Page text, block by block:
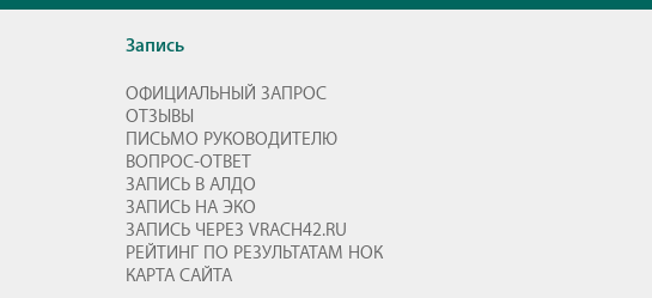
Запись
ОФИЦИАЛЬНЫЙ ЗАПРОС
ОТЗЫВЫ
ПИСЬМО РУКОВОДИТЕЛЮ
ВОПРОС-ОТВЕТ
ЗАПИСЬ В АЛДО
ЗАПИСЬ НА ЭКО
ЗАПИСЬ ЧЕРЕЗ VRACH42.RU
РЕЙТИНГ ПО РЕЗУЛЬТАТАМ НОК
КАРТА САЙТА